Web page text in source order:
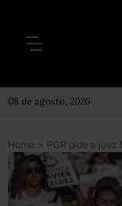
08 de agosto, 2026
Home >